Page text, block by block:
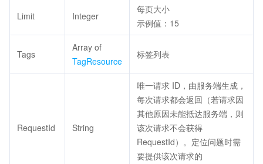
Limit Integer
每页大小
示例值：15
Tags
Array of
TagResource
标签列表
RequestId String
唯一请求 ID，由服务端生成，
每次请求都会返回（若请求因
其他原因未能抵达服务端，则
该次请求不会获得
RequestId）。定位问题时需
要提供该次请求的